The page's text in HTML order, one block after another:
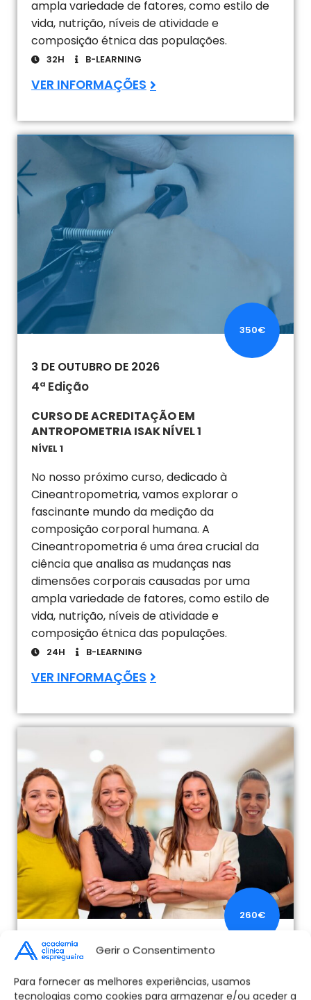
Gerir o Consentimento
Para fornecer as melhores experiências, usamos
tecnologias como cookies para armazenar e/ou aceder a
ampla variedade de fatores, como estilo de
vida, nutrição, níveis de atividade e
composição étnica das populações.
32H B-LEARNING
VER INFORMAÇÕES
350€
3 DE OUTUBRO DE 2026
4ª Edição
CURSO DE ACREDITAÇÃO EM
ANTROPOMETRIA ISAK NÍVEL 1
NÍVEL 1
No nosso próximo curso, dedicado à
Cineantropometria, vamos explorar o
fascinante mundo da medição da
composição corporal humana. A
Cineantropometria é uma área crucial da
ciência que analisa as mudanças nas
dimensões corporais causadas por uma
ampla variedade de fatores, como estilo de
vida, nutrição, níveis de atividade e
composição étnica das populações.
24H B-LEARNING
VER INFORMAÇÕES
260€
8 DE OUTUBRO DE 2026